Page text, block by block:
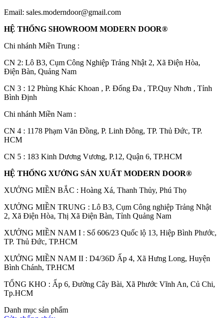
Tuyển Dụng
Đối Tác
Email: sales.moderndoor@gmail.com
HỆ THỐNG SHOWROOM MODERN DOOR®
Chi nhánh Miền Trung :
CN 2: Lô B3, Cụm Công Nghiệp Trảng Nhật 2, Xã Điện Hòa,
Điện Bàn, Quảng Nam
CN 3 : 12 Phùng Khác Khoan , P. Đống Đa , TP.Quy Nhơn , Tỉnh
Bình Định
Chi nhánh Miền Nam :
CN 4 : 1178 Phạm Văn Đồng, P. Linh Đông, TP. Thủ Đức, TP.
HCM
CN 5 : 183 Kinh Dương Vương, P.12, Quận 6, TP.HCM
HỆ THỐNG XƯỞNG SẢN XUẤT MODERN DOOR®
XƯỞNG MIỀN BẮC : Hoàng Xá, Thanh Thủy, Phú Thọ
XƯỞNG MIỀN TRUNG : Lô B3, Cụm Công nghiệp Trảng Nhật
2, Xã Điện Hòa, Thị Xã Điện Bàn, Tỉnh Quảng Nam
XƯỞNG MIỀN NAM I : Số 606/23 Quốc lộ 13, Hiệp Bình Phước,
TP. Thủ Đức, TP.HCM
XƯỞNG MIỀN NAM II : D4/36D Ấp 4, Xã Hưng Long, Huyện
Bình Chánh, TP.HCM
TỔNG KHO : Ấp 6, Đường Cây Bài, Xã Phước Vĩnh An, Củ Chi,
Tp.HCM
Danh mục sản phẩm